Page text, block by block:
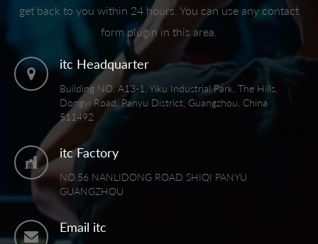
get back to you within 24 hours. You can use any contact
form plugin in this area.
itc Headquarter
Building NO. A13-1, Yiku Industrial Park, The Hills,
Dongyi Road, Panyu District, Guangzhou, China
511492
itc Factory
NO.56 NANLIDONG ROAD SHIQI PANYU
GUANGZHOU
Email itc